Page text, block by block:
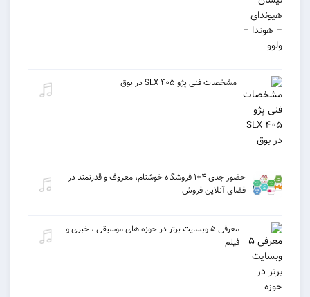
مشخصات فنی پژو ۴۰۵ SLX در بوق
حضور جدی ۴+۱ فروشگاه خوشنام، معروف و قدرتمند در
فضای آنلاین فروش
معرفی ۵ وبسایت برتر در حوزه های موسیقی ، خبری و